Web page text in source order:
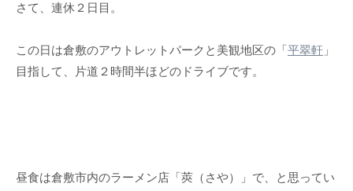
さて、連休２日目。
この日は倉敷のアウトレットパークと美観地区の「平翠軒 」
目指して、片道２時間半ほどのドライブです。
昼食は倉敷市内のラーメン店「莢（さや）」で、と思ってい